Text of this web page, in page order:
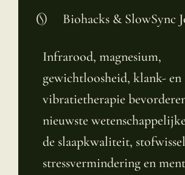
Biohacks & SlowSync
Infrarood, magnesium,
gewichtloosheid, klank- en
vibratietherapie
nieuwste
de slaapkwaliteit,
stressvermindering en